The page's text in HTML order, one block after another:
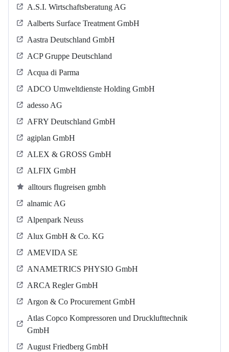
A.S.I. Wirtschaftsberatung AG
Aalberts Surface Treatment GmbH
Aastra Deutschland GmbH
ACP Gruppe Deutschland
Acqua di Parma
ADCO Umweltdienste Holding GmbH
adesso AG
AFRY Deutschland GmbH
agiplan GmbH
ALEX & GROSS GmbH
ALFIX GmbH
alltours flugreisen gmbh
alnamic AG
Alpenpark Neuss
Alux GmbH & Co. KG
AMEVIDA SE
ANAMETRICS PHYSIO GmbH
ARCA Regler GmbH
Argon & Co Procurement GmbH
Atlas Copco Kompressoren und Drucklufttechnik
GmbH
August Friedberg GmbH